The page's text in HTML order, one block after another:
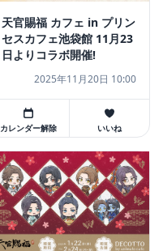
天官賜福 カフェ in プリン
セスカフェ池袋館 11月23
日よりコラボ開催!
2025年11月20日 10:00
カレンダー解除 いいね